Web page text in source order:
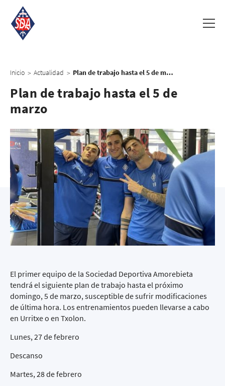
Inicio > Actualidad > Plan de trabajo hasta el 5 de marzo
Plan de trabajo hasta el 5 de
marzo
El primer equipo de la Sociedad Deportiva Amorebieta
tendrá el siguiente plan de trabajo hasta el próximo
domingo, 5 de marzo, susceptible de sufrir modificaciones
de última hora. Los entrenamientos pueden llevarse a cabo
en Urritxe o en Txolon.
Lunes, 27 de febrero
Descanso
Martes, 28 de febrero